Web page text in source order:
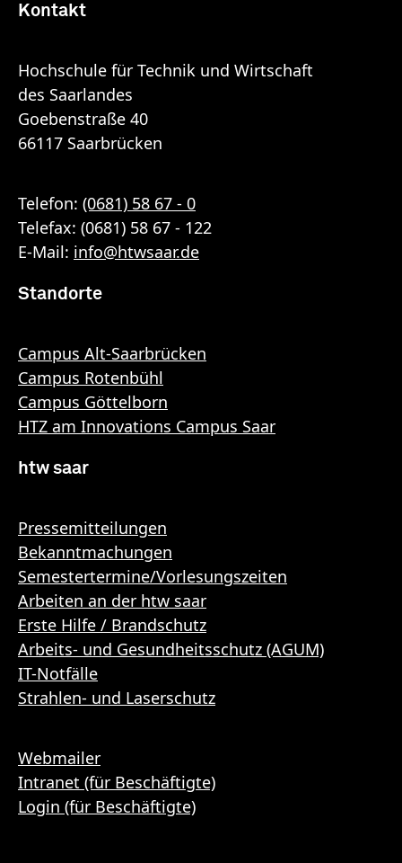
Kontakt
Hochschule für Technik und Wirtschaft
des Saarlandes
Goebenstraße 40
66117 Saarbrücken
Telefon: (0681) 58 67 - 0
Telefax: (0681) 58 67 - 122
E-Mail: info@htwsaar.de
Standorte
Campus Alt-Saarbrücken
Campus Rotenbühl
Campus Göttelborn
HTZ am Innovations Campus Saar
htw saar
Pressemitteilungen
Bekanntmachungen
Semestertermine/Vorlesungszeiten
Arbeiten an der htw saar
Erste Hilfe / Brandschutz
Arbeits- und Gesundheitsschutz (AGUM)
IT-Notfälle
Strahlen- und Laserschutz
Webmailer
Intranet (für Beschäftigte)
Login (für Beschäftigte)